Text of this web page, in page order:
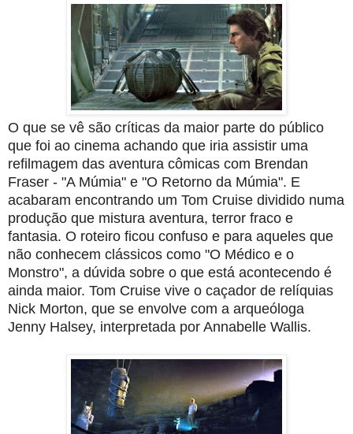
O que se vê são críticas da maior parte do público
que foi ao cinema achando que iria assistir uma
refilmagem das aventura cômicas com Brendan
Fraser - "A Múmia" e "O Retorno da Múmia". E
acabaram encontrando um Tom Cruise dividido numa
produção que mistura aventura, terror fraco e
fantasia. O roteiro ficou confuso e para aqueles que
não conhecem clássicos como "O Médico e o
Monstro", a dúvida sobre o que está acontecendo é
ainda maior. Tom Cruise vive o caçador de relíquias
Nick Morton, que se envolve com a arqueóloga
Jenny Halsey, interpretada por Annabelle Wallis.